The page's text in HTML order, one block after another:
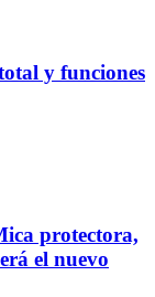
y funciones
protectora,
el nuevo